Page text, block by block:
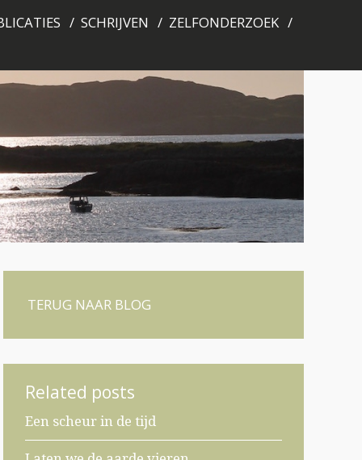
SCHRIJVEN
ZELFONDERZOEK
TERUG NAAR BLOG
Related posts
Een scheur in de tijd